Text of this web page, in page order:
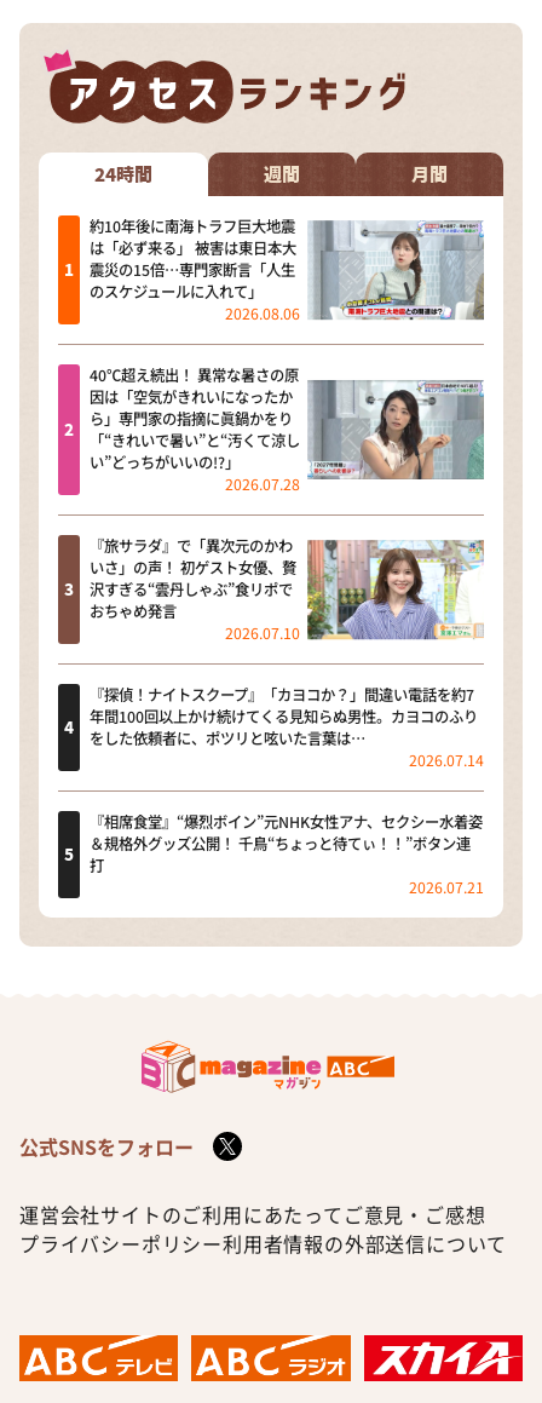
24時間 週間 月間
約10年後に南海トラフ巨大地震
は「必ず来る」 被害は東日本大
震災の15倍…専門家断言「人生
のスケジュールに入れて」
2026.08.06
40℃超え続出！ 異常な暑さの原
因は「空気がきれいになったか
ら」専門家の指摘に眞鍋かをり
「“きれいで暑い”と“汚くて涼し
い”どっちがいいの!?」
2026.07.28
『旅サラダ』で「異次元のかわ
いさ」の声！ 初ゲスト女優、贅
沢すぎる“雲丹しゃぶ”食リポで
おちゃめ発言
2026.07.10
『探偵！ナイトスクープ』「カヨコか？」間違い電話を約7
年間100回以上かけ続けてくる見知らぬ男性。カヨコのふり
をした依頼者に、ポツリと呟いた言葉は…
2026.07.14
『相席食堂』“爆烈ボイン”元NHK女性アナ、セクシー水着姿
＆規格外グッズ公開！ 千鳥“ちょっと待てぃ！！”ボタン連
打
2026.07.21
公式SNSをフォロー
運営会社サイトのご利用にあたって ご意見・ご感想
プライバシーポリシー利用者情報の外部送信について